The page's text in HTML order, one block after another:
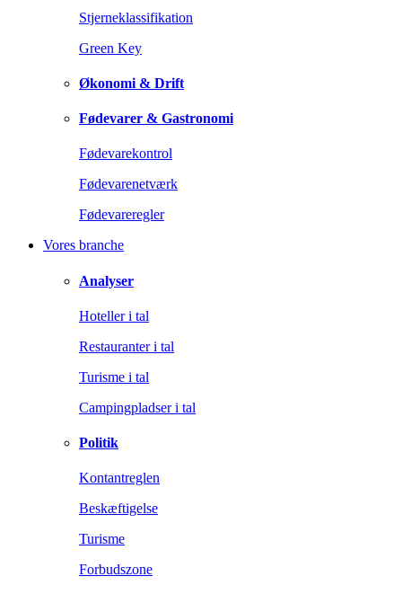
Stjerneklassifikation
Green Key
Økonomi & Drift
Fødevarer & Gastronomi
Fødevarekontrol
Fødevarenetværk
Fødevareregler
Vores branche
Analyser
Hoteller i tal
Restauranter i tal
Turisme i tal
Campingpladser i tal
Politik
Kontantreglen
Beskæftigelse
Turisme
Forbudszone